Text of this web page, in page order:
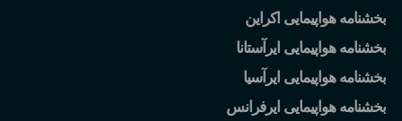
بخشنامه هواپیمایی اکراین
بخشنامه هواپیمایی ایرآستانا
بخشنامه هواپیمایی ایرآسیا
بخشنامه هواپیمایی ایرفرانس